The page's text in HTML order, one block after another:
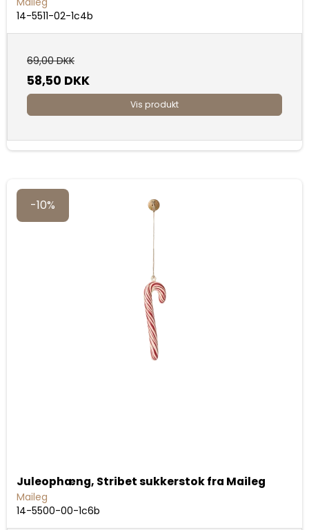
14-5511-02-1c4b
69,00 DKK
58,50 DKK
Vis produkt
-10%
Juleophæng, Stribet sukkerstok fra Maileg
Maileg
14-5500-00-1c6b